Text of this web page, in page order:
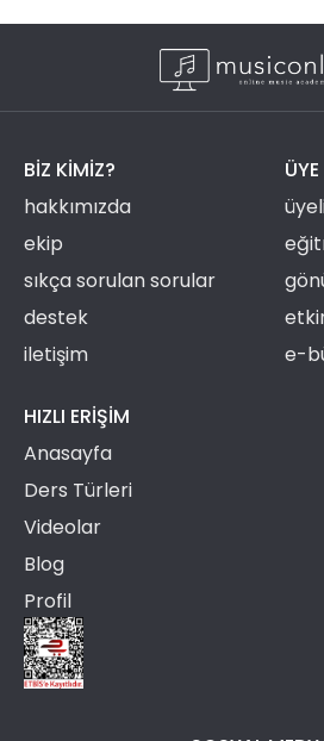
BIZ KIMIZ?
hakkımızda
ekip
sıkça sorulan sorular
destek
iletişim
e-
HIZLI ERIŞIM
Anasayfa
Ders Türleri
Videolar
Blog
Profil